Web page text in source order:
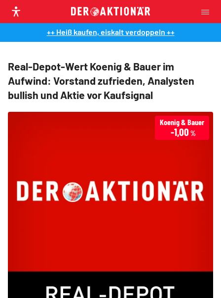
++ Heiß kaufen, eiskalt verdoppeln ++
Real-Depot-Wert Koenig & Bauer im
Aufwind: Vorstand zufrieden, Analysten
bullish und Aktie vor Kaufsignal
Koenig & Bauer
-1,00 %